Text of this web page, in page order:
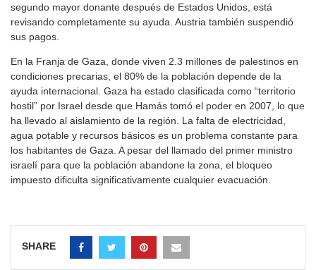
segundo mayor donante después de Estados Unidos, está
revisando completamente su ayuda. Austria también suspendió
sus pagos.
En la Franja de Gaza, donde viven 2.3 millones de palestinos en
condiciones precarias, el 80% de la población depende de la
ayuda internacional. Gaza ha estado clasificada como “territorio
hostil” por Israel desde que Hamás tomó el poder en 2007, lo que
ha llevado al aislamiento de la región. La falta de electricidad,
agua potable y recursos básicos es un problema constante para
los habitantes de Gaza. A pesar del llamado del primer ministro
israelí para que la población abandone la zona, el bloqueo
impuesto dificulta significativamente cualquier evacuación.
SHARE